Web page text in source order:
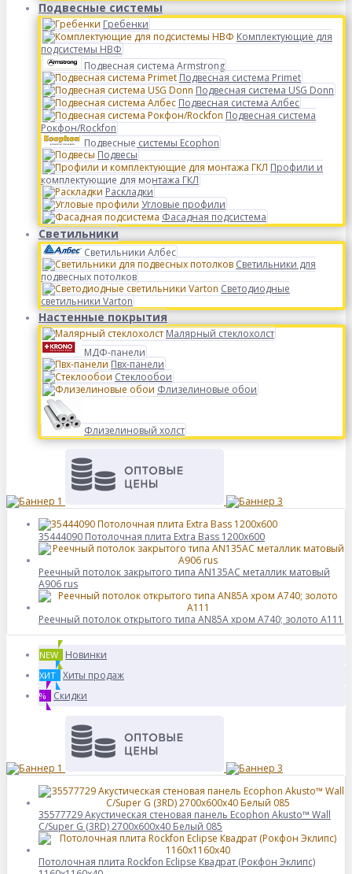
Подвесные системы
Гребенки
Комплектующие для
подсистемы НВФ
Подвесная система Armstrong
Подвесная система Primet
Подвесная система USG Donn
Подвесная система Албес
Подвесная система
Рокфон/Rockfon
Подвесные системы Ecophon
Подвесы
Профили и
комплектующие для монтажа ГКЛ
Раскладки
Угловые профили
Фасадная подсистема
Светильники
Светильники Албес
Светильники для
подвесных потолков
Светодиодные
светильники Varton
Настенные покрытия
Малярный стеклохолст
МДФ-панели
Пвх-панели
Стеклообои
Флизелиновые обои
Флизелиновый холст
35444090 Потолочная плита Extra Bass 1200х600
Реечный потолок закрытого типа AN135AС металлик матовый
А906 rus
Реечный потолок открытого типа AN85A хром А740; золото А111
NEW Новинки
ХИТ Хиты продаж
% Скидки
35577729 Акустическая стеновая панель Ecophon Akusto™ Wall
C/Super G (3RD) 2700x600x40 Белый 085
Потолочная плита Rockfon Eclipse Квадрат (Рокфон Эклипс)